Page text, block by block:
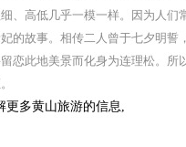
、高低几乎一模一样。因为人们
的故事。相传二人曾于七夕明誓
恋此地美景而化身为连理松。所
多黄山旅游的信息,